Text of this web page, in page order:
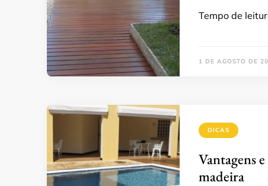
Tempo de
1 DE AGOSTO DE
DICAS
Vantagens
madeira